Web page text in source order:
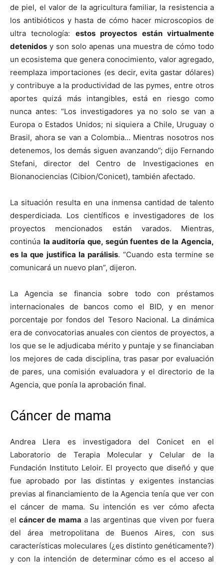
de piel, el valor de la agricultura familiar, la resistencia a
los antibióticos y hasta de cómo hacer microscopios de
ultra tecnología: estos proyectos están virtualmente
detenidos y son solo apenas una muestra de cómo todo
un ecosistema que genera conocimiento, valor agregado,
reemplaza importaciones (es decir, evita gastar dólares)
y contribuye a la productividad de las pymes, entre otros
aportes quizá más intangibles, está en riesgo como
nunca antes: “Los investigadores ya no solo se van a
Europa o Estados Unidos; ni siquiera a Chile, Uruguay o
Brasil, ahora se van a Colombia… Mientras nosotros nos
detenemos, los demás siguen avanzando”; dijo Fernando
Stefani, director del Centro de Investigaciones en
Bionanociencias (Cibion/Conicet), también afectado.
La situación resulta en una inmensa cantidad de talento
desperdiciada. Los científicos e investigadores de los
proyectos mencionados están varados. Mientras,
continúa la auditoría que, según fuentes de la Agencia,
es la que justifica la parálisis. “Cuando esta termine se
comunicará un nuevo plan”, dijeron.
La Agencia se financia sobre todo con préstamos
internacionales de bancos como el BID, y en menor
porcentaje por fondos del Tesoro Nacional. La dinámica
era de convocatorias anuales con cientos de proyectos, a
los que se le adjudicaba mérito y puntaje y se financiaban
los mejores de cada disciplina, tras pasar por evaluación
de pares, una comisión evaluadora y el directorio de la
Agencia, que ponía la aprobación final.
Cáncer de mama
Andrea Llera es investigadora del Conicet en el
Laboratorio de Terapia Molecular y Celular de la
Fundación Instituto Leloir. El proyecto que diseñó y que
fue aprobado por las distintas y exigentes instancias
previas al financiamiento de la Agencia tenía que ver con
el cáncer de mama. Su intención es ver cómo afecta
elcáncer de mama a las argentinas que viven por fuera
del área metropolitana de Buenos Aires, con sus
características moleculares (¿es distinto genéticamente?)
y con la intención de determinar cómo es el acceso al